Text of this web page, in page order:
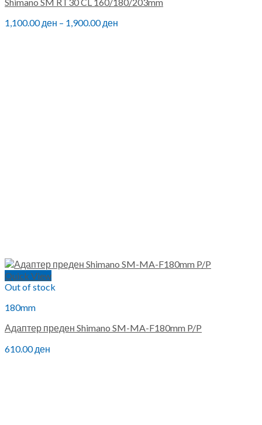
1,100.00ден – 1,900.00ден
Quick View
Out of stock
180mm
Адаптер преден Shimano SM-MA-F180mm P/P
610.00ден